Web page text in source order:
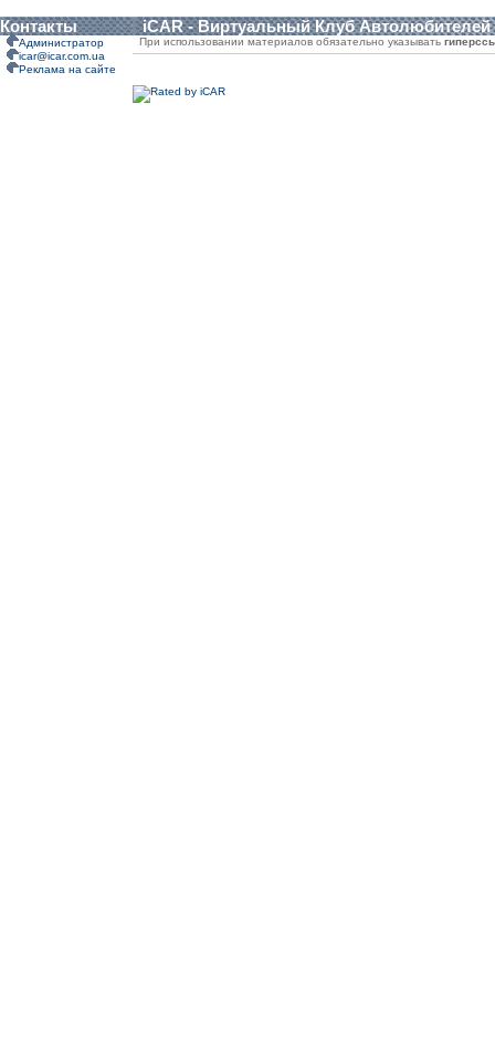
Контакты iCAR - Виртуальный Клуб Автолюбителей
Администратор
icar@icar.com.ua
Реклама на сайте
При использовании материалов обязательно указывать